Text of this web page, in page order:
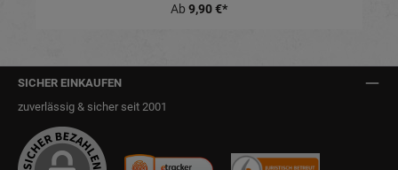
Ab 9,90 €*
SICHER EINKAUFEN
zuverlässig & sicher seit 2001